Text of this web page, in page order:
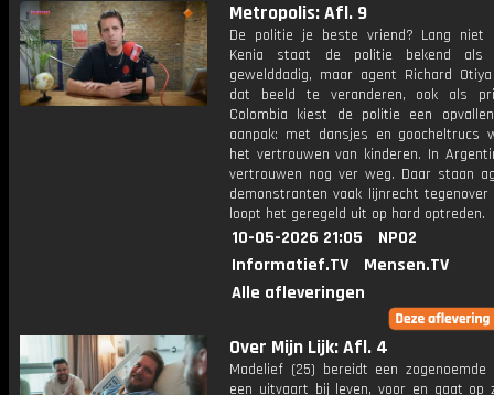
Metropolis: Afl. 9
De politie je beste vriend? Lang niet
Kenia staat de politie bekend als
gewelddadig, maar agent Richard
dat beeld te veranderen, ook als
Colombia kiest de politie een
aanpak: met dansjes en goocheltrucs
het vertrouwen van kinderen. In
vertrouwen nog ver weg. Daar staan
demonstranten vaak lijnrecht
loopt het geregeld uit op hard optreden.
10-05-2026 21:05
NPO2
Informatief.TV
Mensen.TV
Alle afleveringen
Over Mijn Lijk: Afl. 4
Madelief (25) bereidt een zogenoemde
een uitvaart bij leven, voor en gaat op